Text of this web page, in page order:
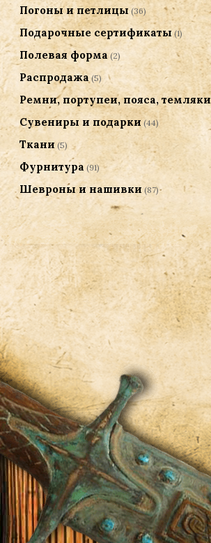
Погоны и петлицы (36)
Подарочные сертификаты (1)
Полевая форма (2)
Распродажа (5)
Ремни, портупеи, пояса, темляки
Сувениры и подарки (44)
Ткани (5)
Фурнитура (91)
Шевроны и нашивки (87)